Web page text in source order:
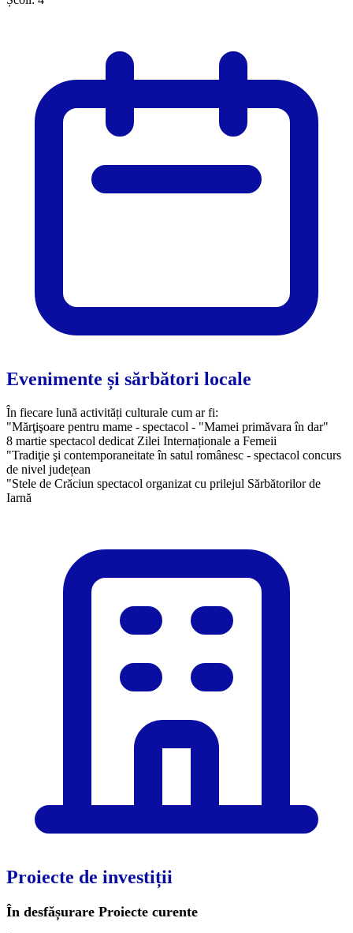
Evenimente și sărbători locale
În fiecare lună activități culturale cum ar fi:
"Mărţişoare pentru mame - spectacol - "Mamei primăvara în dar"
8 martie spectacol dedicat Zilei Internaționale a Femeii
"Tradiţie şi contemporaneitate în satul românesc - spectacol concurs
de nivel județean
"Stele de Crăciun spectacol organizat cu prilejul Sărbătorilor de
Iarnă
Proiecte de investiții
În desfășurare Proiecte curente